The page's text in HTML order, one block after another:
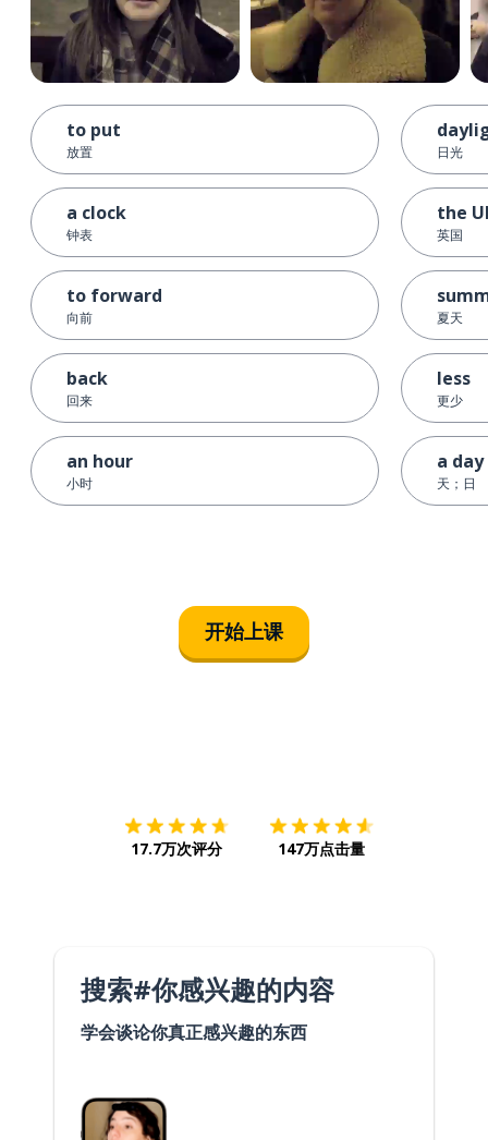
to put
放置
a clock
钟表
to forward
向前
back
回来
an hour
小时
日光
the
英国
夏天
less
更少
a day
天；日
开始上课
17.7万次评分 147万点击量
搜索#你感兴趣的内容
学会谈论你真正感兴趣的东西